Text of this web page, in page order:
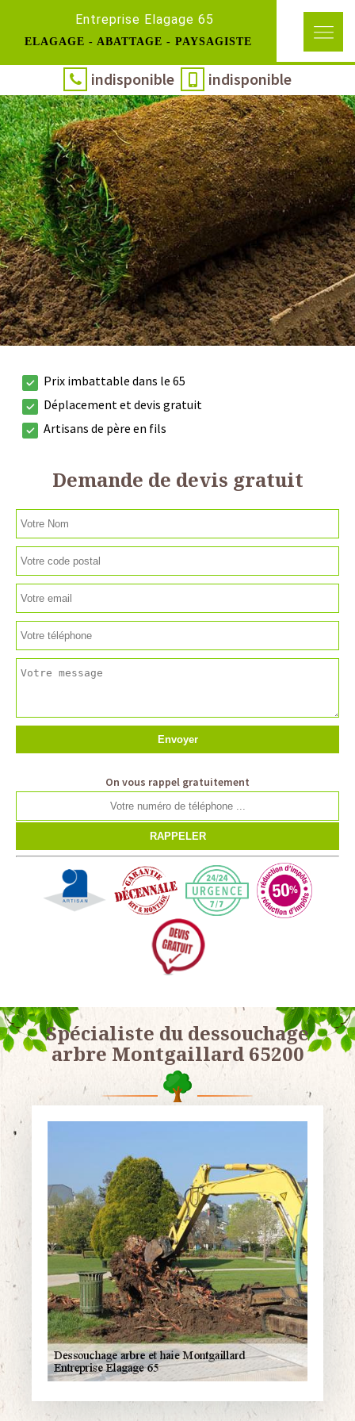
Entreprise Elagage 65
ELAGAGE - ABATTAGE - PAYSAGISTE
indisponible indisponible
Prix imbattable dans le 65
Déplacement et devis gratuit
Artisans de père en fils
Demande de devis gratuit
On vous rappel gratuitement
Spécialiste du dessouchage
arbre Montgaillard 65200